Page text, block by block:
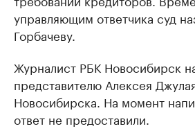
управляющим ответчика суд
Горбачеву.
Журналист РБК Новосибирск
представителю Алексея
Новосибирска. На момент
ответ не предоставили.